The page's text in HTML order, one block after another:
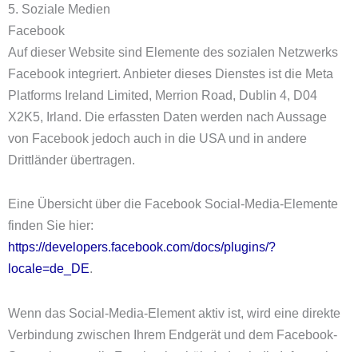
5. Soziale Medien
Facebook
Auf dieser Website sind Elemente des sozialen Netzwerks
Facebook integriert. Anbieter dieses Dienstes ist die Meta
Platforms Ireland Limited, Merrion Road, Dublin 4, D04
X2K5, Irland. Die erfassten Daten werden nach Aussage
von Facebook jedoch auch in die USA und in andere
Drittländer übertragen.
Eine Übersicht über die Facebook Social-Media-Elemente
finden Sie hier:
https://developers.facebook.com/docs/plugins/?
locale=de_DE.
Wenn das Social-Media-Element aktiv ist, wird eine direkte
Verbindung zwischen Ihrem Endgerät und dem Facebook-